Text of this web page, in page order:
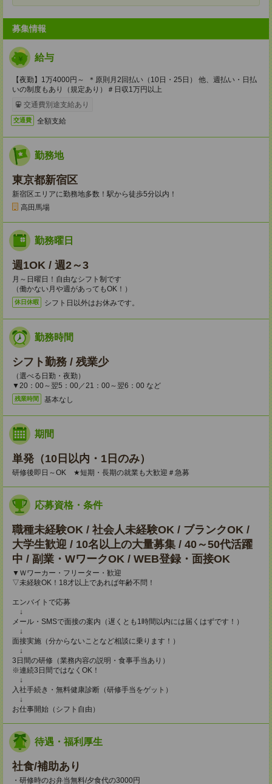
募集情報
給与
【夜勤】1万4000円～ ＊原則月2回払い（10日・25日） 他、週払い・日払
いの制度もあり（規定あり）＃日収1万円以上
交通費別途支給あり
交通費 全額支給
勤務地
東京都新宿区
新宿区エリアに勤務地多数！駅から徒歩5分以内！
高田馬場
勤務曜日
週1OK / 週2～3
月～日曜日！自由なシフト制です
（働かない月や週があってもOK！）
休日休暇 シフト日以外はお休みです。
勤務時間
シフト勤務 / 残業少
（選べる日勤・夜勤）
▼20：00～翌5：00／21：00～翌6：00 など
残業時間 基本なし
期間
単発（10日以内・1日のみ）
研修後即日～OK ★短期・長期の就業も大歓迎＃急募
応募資格・条件
職種未経験OK / 社会人未経験OK / ブランクOK /
大学生歓迎 / 10名以上の大量募集 / 40～50代活躍
中 / 副業・WワークOK / WEB登録・面接OK
▼Ｗワーカー・フリーター・歓迎
▽未経験OK！18才以上であれば年齢不問！
エンバイトで応募
↓
メール・SMSで面接の案内（遅くとも1時間以内には届くはずです！）
↓
面接実施（分からないことなど相談に乗ります！）
↓
3日間の研修（業務内容の説明・食事手当あり）
※連続3日間ではなくOK！
↓
入社手続き・無料健康診断（研修手当をゲット）
↓
お仕事開始（シフト自由）
待遇・福利厚生
社食/補助あり
・研修時のお弁当無料/夕食代の3000円